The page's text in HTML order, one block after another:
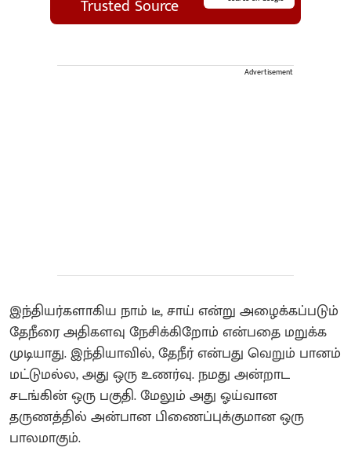
Trusted Source
Advertisement
இந்தியர்களாகிய நாம் டீ, சாய் என்று அழைக்கப்படும்
தேநீரை அதிகளவு நேசிக்கிறோம் என்பதை மறுக்க
முடியாது. இந்தியாவில், தேநீர் என்பது வெறும் பானம்
மட்டுமல்ல, அது ஒரு உணர்வு. நமது அன்றாட
சடங்கின் ஒரு பகுதி. மேலும் அது ஓய்வான
தருணத்தில் அன்பான பிணைப்புக்குமான ஒரு
பாலமாகும்.